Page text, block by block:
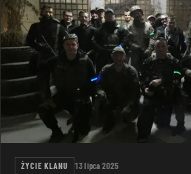
ŻYCIE KLANU 13 lipca 2025